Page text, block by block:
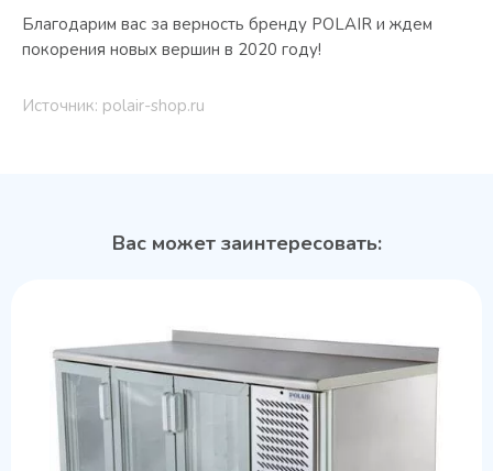
Благодарим вас за верность бренду POLAIR и ждем
покорения новых вершин в 2020 году!
Источник: polair-shop.ru
Вас может заинтересовать: